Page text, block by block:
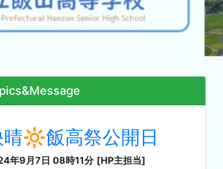
🔆飯高祭公開日
年9月7日 08時11分 [HP主担当]